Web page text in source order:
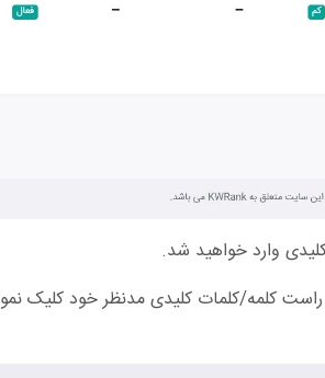
وارد خواهید شد.
کلمه/کلمات کلیدی مدنظر خود کلیک